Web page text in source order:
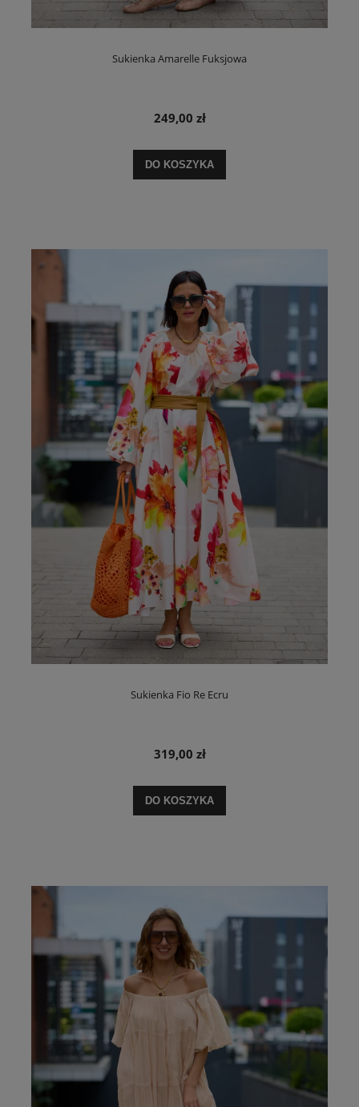
Sukienka Amarelle Fuksjowa
249,00 zł
DO KOSZYKA
Sukienka Fio Re Ecru
319,00 zł
DO KOSZYKA